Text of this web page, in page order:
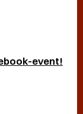
event!